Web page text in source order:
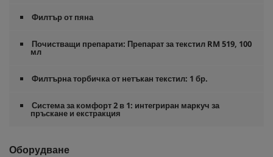
Филтър от пяна
Почистващи препарати: Препарат за текстил RM 519, 100
мл
Филтърна торбичка от нетъкан текстил: 1 бр.
Система за комфорт 2 в 1: интегриран маркуч за
пръскане и екстракция
Оборудване